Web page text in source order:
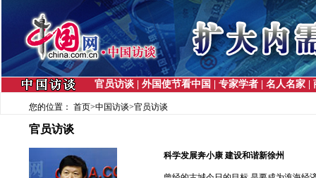
官员访谈 外国使节看中国 专家学者 名人名家
您的位置： 首页>中国访谈>官员访谈
官员访谈
科学发展奔小康 建设和谐新徐州